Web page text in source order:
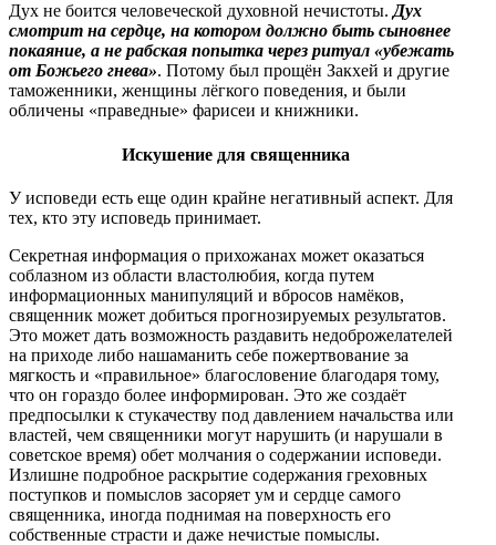
Дух не боится человеческой духовной нечистоты. Дух
смотрит на сердце, на котором должно быть сыновнее
покаяние, а не рабская попытка через ритуал «убежать
от Божьего гнева». Потому был прощён Закхей и другие
таможенники, женщины лёгкого поведения, и были
обличены «праведные» фарисеи и книжники.
Искушение для священника
У исповеди есть еще один крайне негативный аспект. Для
тех, кто эту исповедь принимает.
Секретная информация о прихожанах может оказаться
соблазном из области властолюбия, когда путем
информационных манипуляций и вбросов намёков,
священник может добиться прогнозируемых результатов.
Это может дать возможность раздавить недоброжелателей
на приходе либо нашаманить себе пожертвование за
мягкость и «правильное» благословение благодаря тому,
что он гораздо более информирован. Это же создаёт
предпосылки к стукачеству под давлением начальства или
властей, чем священники могут нарушить (и нарушали в
советское время) обет молчания о содержании исповеди.
Излишне подробное раскрытие содержания греховных
поступков и помыслов засоряет ум и сердце самого
священника, иногда поднимая на поверхность его
собственные страсти и даже нечистые помыслы.